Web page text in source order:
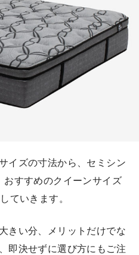
イズの寸法から、セミシン
おすすめのクイーンサイズ
ていきます。
きい分、メリットだけでな
即決せずに選び方にもご注